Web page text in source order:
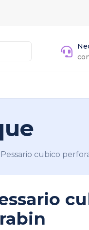
Pessario cubico